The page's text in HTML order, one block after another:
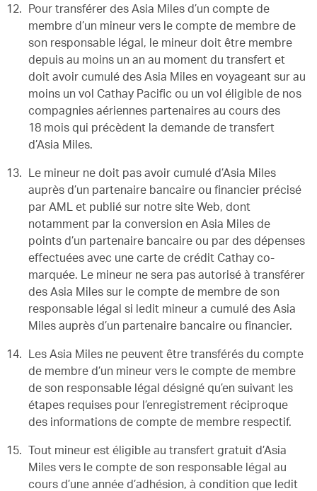
Pour transférer des Asia Miles d’un compte de
membre d’un mineur vers le compte de membre de
son responsable légal, le mineur doit être membre
depuis au moins un an au moment du transfert et
doit avoir cumulé des Asia Miles en voyageant sur au
moins un vol Cathay Pacific ou un vol éligible de nos
compagnies aériennes partenaires au cours des
18 mois qui précèdent la demande de transfert
d’Asia Miles.
Le mineur ne doit pas avoir cumulé d’Asia Miles
auprès d’un partenaire bancaire ou financier précisé
par AML et publié sur notre site Web, dont
notamment par la conversion en Asia Miles de
points d’un partenaire bancaire ou par des dépenses
effectuées avec une carte de crédit Cathay co-
marquée. Le mineur ne sera pas autorisé à transférer
des Asia Miles sur le compte de membre de son
responsable légal si ledit mineur a cumulé des Asia
Miles auprès d’un partenaire bancaire ou financier.
Les Asia Miles ne peuvent être transférés du compte
de membre d’un mineur vers le compte de membre
de son responsable légal désigné qu’en suivant les
étapes requises pour l’enregistrement réciproque
des informations de compte de membre respectif.
Tout mineur est éligible au transfert gratuit d’Asia
Miles vers le compte de son responsable légal au
cours d’une année d’adhésion, à condition que ledit